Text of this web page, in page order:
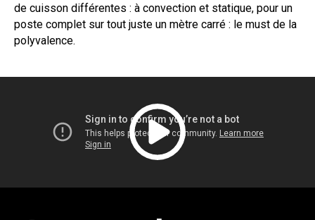
de cuisson différentes : à convection et statique, pour un
poste complet sur tout juste un mètre carré : le must de la
polyvalence.